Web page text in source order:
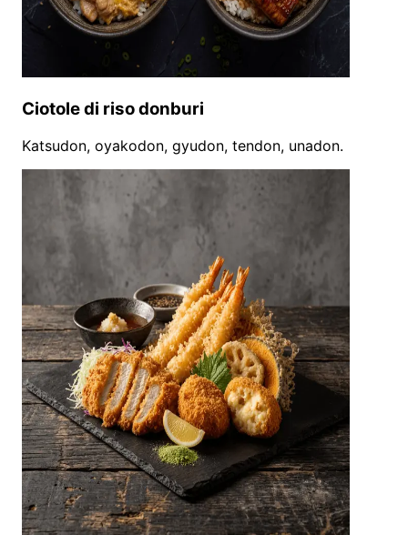
Ciotole di riso donburi
Katsudon, oyakodon, gyudon, tendon, unadon.